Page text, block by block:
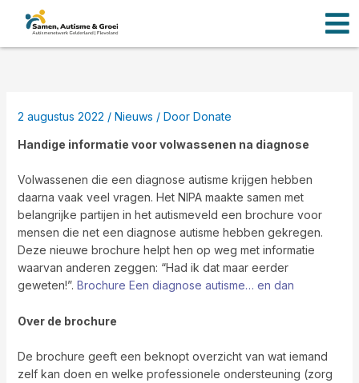
2 augustus 2022 / Nieuws / Door Donate
Handige informatie voor volwassenen na diagnose
Volwassenen die een diagnose autisme krijgen hebben
daarna vaak veel vragen. Het NIPA maakte samen met
belangrijke partijen in het autismeveld een brochure voor
mensen die net een diagnose autisme hebben gekregen.
Deze nieuwe brochure helpt hen op weg met informatie
waarvan anderen zeggen: “Had ik dat maar eerder
geweten!”. Brochure Een diagnose autisme… en dan
Over de brochure
De brochure geeft een beknopt overzicht van wat iemand
zelf kan doen en welke professionele ondersteuning (zorg